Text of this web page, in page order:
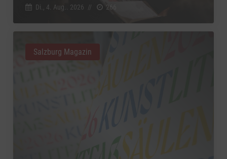
Di., 4. Aug.. 2026 // 266
Salzburg Magazin